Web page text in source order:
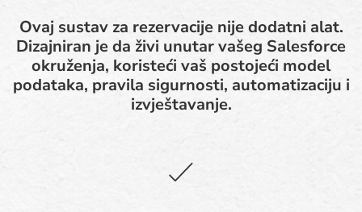
Ovaj sustav za rezervacije nije dodatni alat.
Dizajniran je da živi unutar vašeg Salesforce
okruženja, koristeći vaš postojeći model
podataka, pravila sigurnosti, automatizaciju i
izvještavanje.